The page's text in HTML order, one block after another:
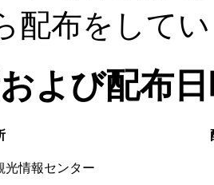
配布をして
よび配布
光情報センター